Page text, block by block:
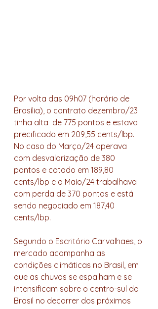
Por volta das 09h07 (horário de
Brasília), o contrato dezembro/23
tinha alta  de 775 pontos e estava
precificado em 209,55 cents/lbp.
No caso do Março/24 operava
com desvalorização de 380
pontos e cotado em 189,80
cents/lbp e o Maio/24 trabalhava
com perda de 370 pontos e está
sendo negociado em 187,40
cents/lbp.
Segundo o Escritório Carvalhaes, o
mercado acompanha as
condições climáticas no Brasil, em
que as chuvas se espalham e se
intensificam sobre o centro-sul do
Brasil no decorrer dos próximos